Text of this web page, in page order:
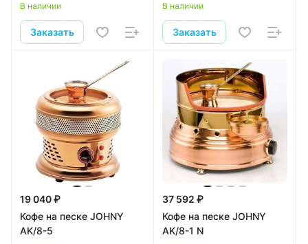
В наличии
Заказать
В наличии
Заказать
19 040 ₽
Кофе на песке JOHNY
AK/8-5
37 592 ₽
Кофе на песке JOHNY
AK/8-1 N